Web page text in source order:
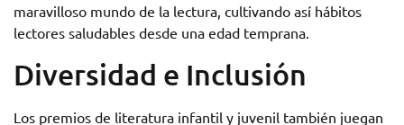
maravilloso mundo de la lectura, cultivando así hábitos
lectores saludables desde una edad temprana.
Diversidad e Inclusión
Los premios de literatura infantil y juvenil también juegan